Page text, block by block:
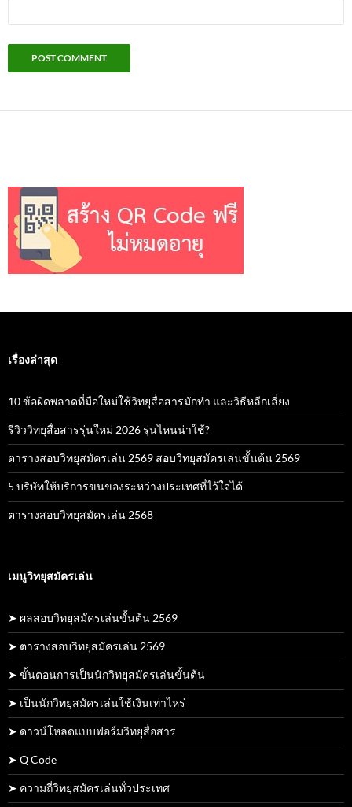
เรื่องล่าสุด
10 ข้อผิดพลาดที่มือใหม่ใช้วิทยุสื่อสารมักทำ และวิธีหลีกเลี่ยง
รีวิววิทยุสื่อสารรุ่นใหม่ 2026 รุ่นไหนน่าใช้?
ตารางสอบวิทยุสมัครเล่น 2569 สอบวิทยุสมัครเล่นขั้นต้น 2569
5 บริษัทให้บริการขนของระหว่างประเทศที่ไว้ใจได้
ตารางสอบวิทยุสมัครเล่น 2568
เมนูวิทยุสมัครเล่น
➤ ผลสอบวิทยุสมัครเล่นขั้นต้น 2569
➤ ตารางสอบวิทยุสมัครเล่น 2569
➤ ขั้นตอนการเป็นนักวิทยุสมัครเล่นขั้นต้น
➤ เป็นนักวิทยุสมัครเล่นใช้เงินเท่าไหร่
➤ ดาวน์โหลดแบบฟอร์มวิทยุสื่อสาร
➤ Q Code
➤ ความถี่วิทยุสมัครเล่นทั่วประเทศ